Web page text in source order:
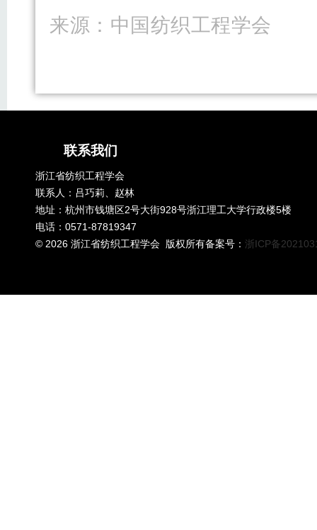
来源：中国纺织工程学会
联系我们
浙江省纺织工程学会
联系人：吕巧莉、赵林
地址：杭州市钱塘区2号大街928号浙江理工大学行政楼5楼
电话：0571-87819347
© 2026 浙江省纺织工程学会 版权所有备案号： 浙ICP备